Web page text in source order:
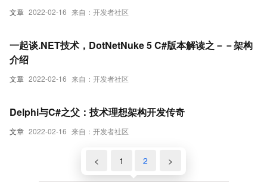
文章 2022-02-16 来自：开发者社区
文章 2022-02-16 来自：开发者社区
一起谈.NET技术，DotNetNuke 5 C#版本解读之－－架构
介绍
文章 2022-02-16 来自：开发者社区
Delphi与C#之父：技术理想架构开发传奇
< 1 2 >